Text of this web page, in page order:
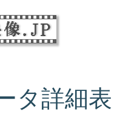
タ詳細表